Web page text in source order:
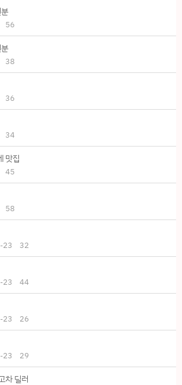
56
38
36
34
맛집
45
58
23 32
23 44
23 26
23 29
차 딜러